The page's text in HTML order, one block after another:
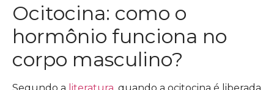
Ocitocina: como o
hormônio funciona no
corpo masculino?
Segundo a literatura, quando a ocitocina é liberada